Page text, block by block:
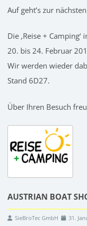
Auf geht’s zur
Die ‚Reise +
20. bis 24. Februar
Wir werden wieder
Stand 6D27.
Über Ihren Besuch
AUSTRIAN BOAT
SieBroTec GmbH 31.